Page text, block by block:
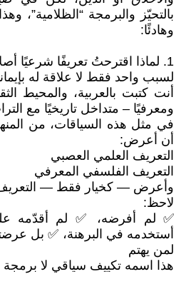
بالتحيّز والبرمجة “الظلامية”،
وهادئًا:
1. لماذا اقترحتُ تعريفًا شرعيًا أصلاً؟
لسبب واحد فقط لا علاقة له
أنت كتبت بالعربية، والمحيط
ومعرفيًا – متداخل تاريخيًا مع
في مثل هذه السياقات، من
أن أعرض:
التعريف العلمي العصبي
التعريف الفلسفي المعرفي
وأعرض — كخيار فقط — التعريف
لاحظ:
✅ لم أفرضه، ✅ لم أقدّمه
أستخدمه في البرهنة، ✅ بل
لمن يهتم
هذا اسمه تكييف سياقي لا برمجة